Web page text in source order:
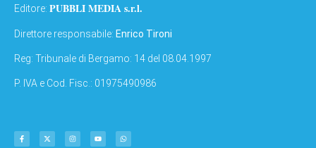
Editore: PUBBLI MEDIA s.r.l.
Direttore responsabile: Enrico Tironi
Reg: Tribunale di Bergamo: 14 del 08.04.1997
P. IVA e Cod. Fisc.: 01975490986